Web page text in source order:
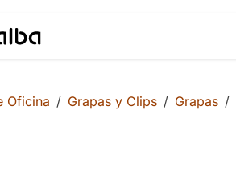
Oficina Grapas y Clips Grapas